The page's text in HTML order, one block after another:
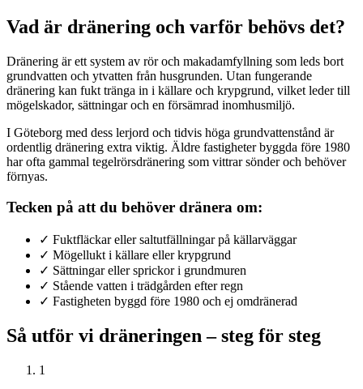
Vad är dränering och varför behövs det?
Dränering är ett system av rör och makadamfyllning som leds bort
grundvatten och ytvatten från husgrunden. Utan fungerande
dränering kan fukt tränga in i källare och krypgrund, vilket leder till
mögelskador, sättningar och en försämrad inomhusmiljö.
I Göteborg med dess lerjord och tidvis höga grundvattenstånd är
ordentlig dränering extra viktig. Äldre fastigheter byggda före 1980
har ofta gammal tegelrörsdränering som vittrar sönder och behöver
förnyas.
Tecken på att du behöver dränera om:
✓ Fuktfläckar eller saltutfällningar på källarväggar
✓ Mögellukt i källare eller krypgrund
✓ Sättningar eller sprickor i grundmuren
✓ Stående vatten i trädgården efter regn
✓ Fastigheten byggd före 1980 och ej omdränerad
Så utför vi dräneringen – steg för steg
1